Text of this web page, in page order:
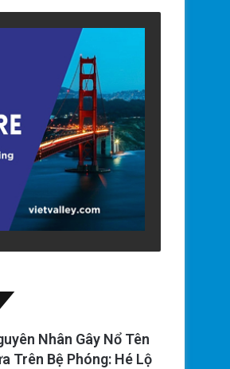
Nhân Gây Nổ Tên
Trên Bệ Phóng: Hé Lộ